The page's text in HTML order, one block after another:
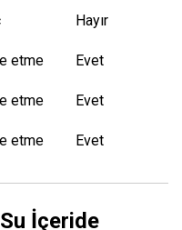
Hayır
etme
Evet
etme Evet
etme Evet
İçeride